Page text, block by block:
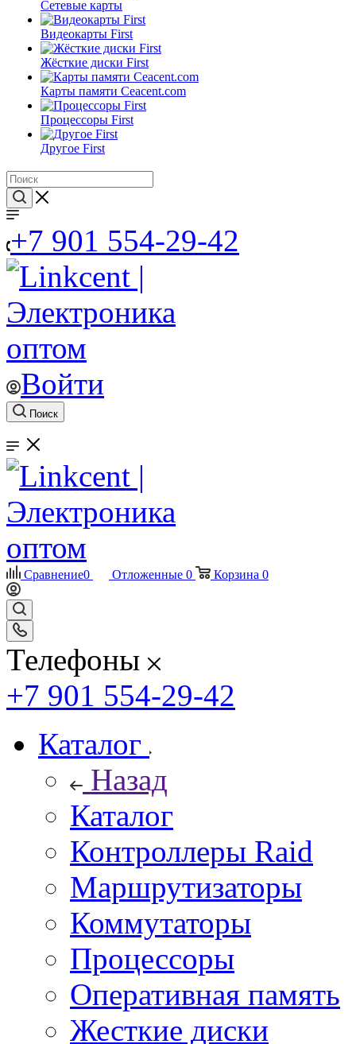
Сетевые карты
Видеокарты First
Жёсткие диски First
Карты памяти Ceacent.com
Процессоры First
Другое First
+7 901 554-29-42
Войти
Поиск
Сравнение0 Отложенные 0 Корзина 0
Телефоны
+7 901 554-29-42
Каталог
Назад
Каталог
Контроллеры Raid
Маршрутизаторы
Коммутаторы
Процессоры
Оперативная память
Жесткие диски